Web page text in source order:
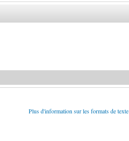
Plus d'information sur les formats de texte